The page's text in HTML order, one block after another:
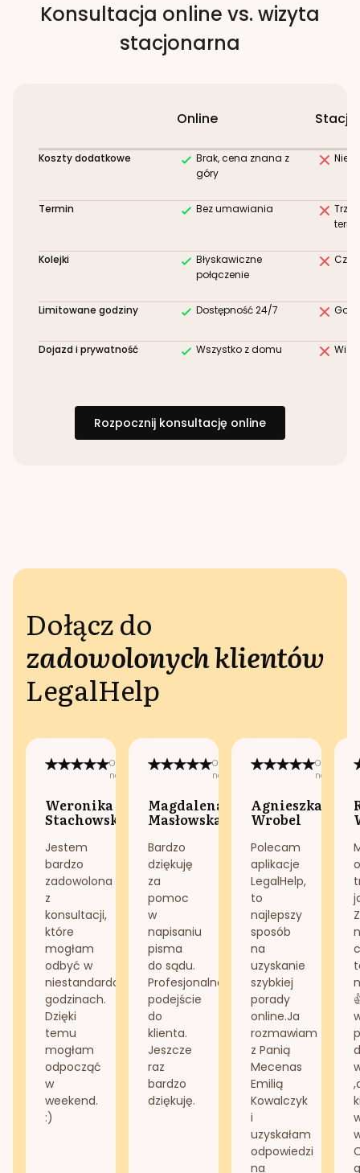
Konsultacja online vs. wizyta
stacjonarna
Online
Koszty dodatkowe
Brak, cena znana z
góry
Termin Bez umawiania
Kolejki
Błyskawiczne
połączenie
Limitowane godziny Dostępność 24/7
Dojazd i prywatność Wszystko z domu
Rozpocznij konsultację online
Dołącz do
zadowolonych klientów
LegalHelp
Opublikowano
na:
Weronika
Stachowska
Jestem
bardzo
zadowolona
z
konsultacji,
które
mogłam
odbyć w
niestandardowych
godzinach.
Dzięki
temu
mogłam
odpocząć
w
weekend.
:)
Opublikowano
na:
Magdalena
Masłowska
Bardzo
dziękuję
za
pomoc
w
napisaniu
pisma
do sądu.
Profesjonalne
podejście
do
klienta.
Jeszcze
raz
bardzo
dziękuję.
na:
Agnieszka
Wrobel
Polecam
aplikacje
LegalHelp,
to
najlepszy
sposób
na
uzyskanie
szybkiej
porady
online.Ja
rozmawiam
z Panią
Mecenas
Emilią
Kowalczyk
i
uzyskałam
odpowiedzi
na